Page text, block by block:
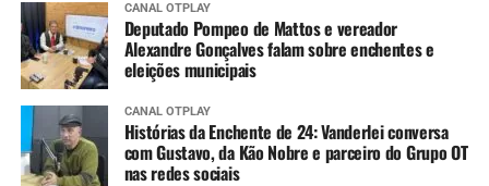
CANAL OTPLAY
Deputado Pompeo de Mattos e vereador
Alexandre Gonçalves falam sobre enchentes e
eleições municipais
CANAL OTPLAY
Histórias da Enchente de 24: Vanderlei conversa
com Gustavo, da Kão Nobre e parceiro do Grupo OT
nas redes sociais